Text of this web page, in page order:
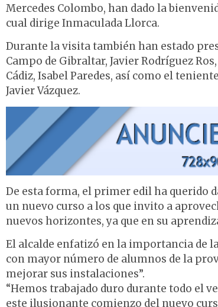
Mercedes Colombo, han dado la
cual dirige Inmaculada Llorca.
Durante la visita también han estado
Campo de Gibraltar, Javier Rodríguez
Cádiz, Isabel Paredes, así como el
Javier Vázquez.
De esta forma, el primer edil ha querido
un nuevo curso a los que invito a
nuevos horizontes, ya que en su
El alcalde enfatizó en la importancia de
con mayor número de alumnos de la
mejorar sus instalaciones”.
“Hemos trabajado duro durante todo el
este ilusionante comienzo del nuevo